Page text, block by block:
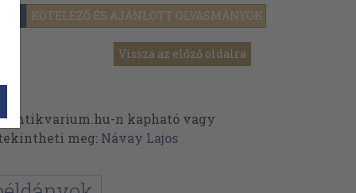
KÖTELEZŐ ÉS AJÁNLOTT OLVASMÁNYOK
Vissza az előző oldalra
Antikvarium.hu-n kapható vagy
meg: Návay Lajos